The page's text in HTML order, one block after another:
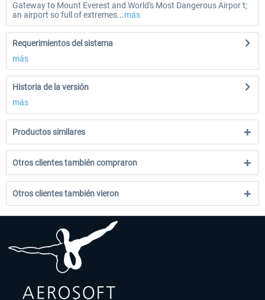
Gateway to Mount Everest and World's Most Dangerous Airpor t;
an airport so full of extremes...más
Requerimientos del sistema
más
Historia de la versión
más
Productos similares
Otros clientes también compraron
Otros clientes también vieron